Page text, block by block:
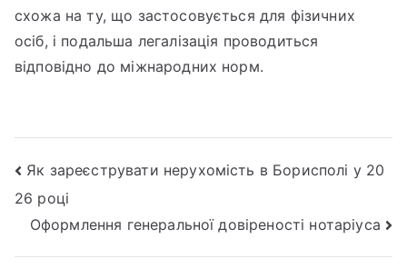
схожа на ту, що застосовується для фізичних
осіб, і подальша легалізація проводиться
відповідно до міжнародних норм.
Як зареєструвати нерухомість в Борисполі у 20
26 році
Оформлення генеральної довіреності нотаріуса